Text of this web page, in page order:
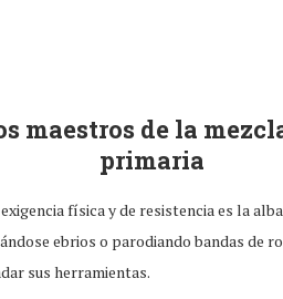
maestros de la
primaria
física y de resistencia es la
ebrios o parodiando bandas de
sus herramientas.